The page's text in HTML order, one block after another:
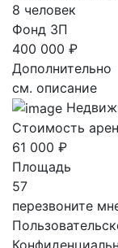
8 человек
Фонд ЗП
400 000 ₽
Дополнительно
см. описание
Стоимость
61 000 ₽
Площадь
57
перезвоните